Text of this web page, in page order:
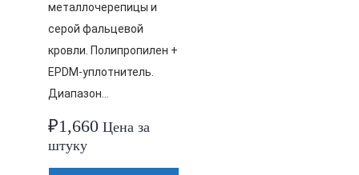
металлочерепицы и
серой фальцевой
кровли. Полипропилен +
EPDM-уплотнитель.
Диапазон…
₽1,660 Цена за
штуку